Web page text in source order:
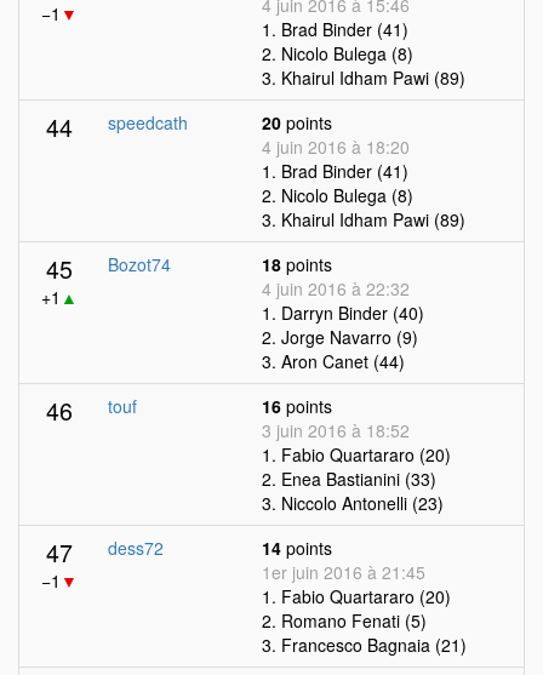
−1 ▼
4 juin 2016 à 15:46
1. Brad Binder (41)
2. Nicolo Bulega (8)
3. Khairul Idham Pawi (89)
44 speedcath 20 points
4 juin 2016 à 18:20
1. Brad Binder (41)
2. Nicolo Bulega (8)
3. Khairul Idham Pawi (89)
45
+1 ▲
Bozot74 18 points
4 juin 2016 à 22:32
1. Darryn Binder (40)
2. Jorge Navarro (9)
3. Aron Canet (44)
46 touf 16 points
3 juin 2016 à 18:52
1. Fabio Quartararo (20)
2. Enea Bastianini (33)
3. Niccolo Antonelli (23)
47
−1 ▼
dess72 14 points
1er juin 2016 à 21:45
1. Fabio Quartararo (20)
2. Romano Fenati (5)
3. Francesco Bagnaia (21)